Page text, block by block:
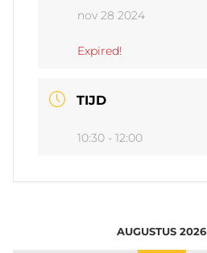
nov 28 2024
Expired!
TIJD
10:30 - 12:00
AUGUSTUS 2026